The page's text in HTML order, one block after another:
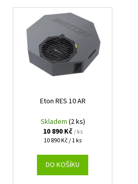
V
Eton RES 10 AR
Skladem (2 ks)
10 890 Kč/ ks
Měrná
10 890 Kč / 1 ks
DO KOŠÍKU